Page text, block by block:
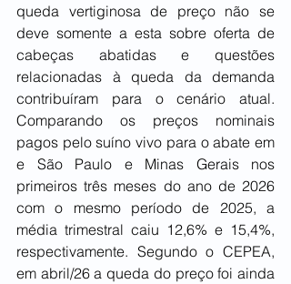
queda vertiginosa de preço não se
deve somente a esta sobre oferta de
cabeças abatidas e questões
relacionadas à queda da demanda
contribuíram para o cenário atual.
Comparando os preços nominais
pagos pelo suíno vivo para o abate em
e São Paulo e Minas Gerais nos
primeiros três meses do ano de 2026
com o mesmo período de 2025, a
média trimestral caiu 12,6% e 15,4%,
respectivamente. Segundo o CEPEA,
em abril/26 a queda do preço foi ainda